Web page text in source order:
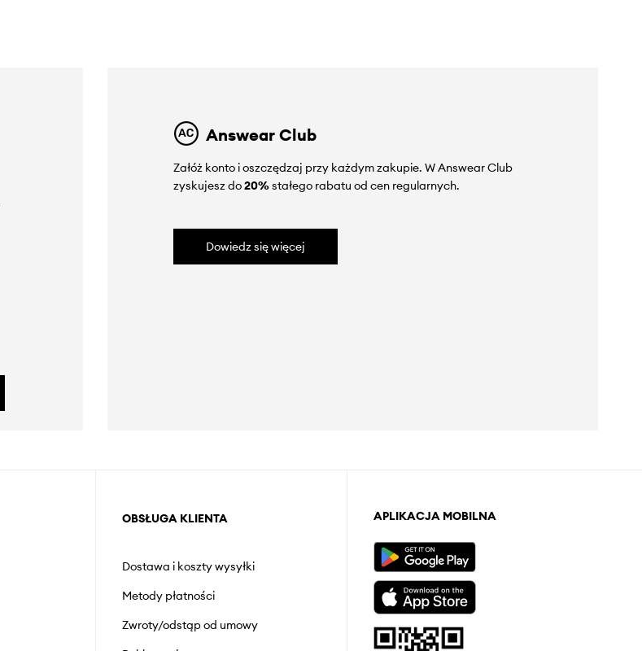
Answear Club
Załóż konto i oszczędzaj przy każdym zakupie. W Answear Club
zyskujesz do20%stałego rabatu od cen regularnych.
Dowiedz się więcej
OBSŁUGA KLIENTA
Dostawa i koszty wysyłki
Metody płatności
Zwroty/odstąp od umowy
APLIKACJA MOBILNA